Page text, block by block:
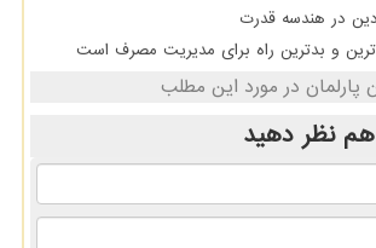
در هندسه قدرت
ترین و بدترین راه برای مدیریت مصرف است
پارلمان در مورد این مطلب
همنظر دهید